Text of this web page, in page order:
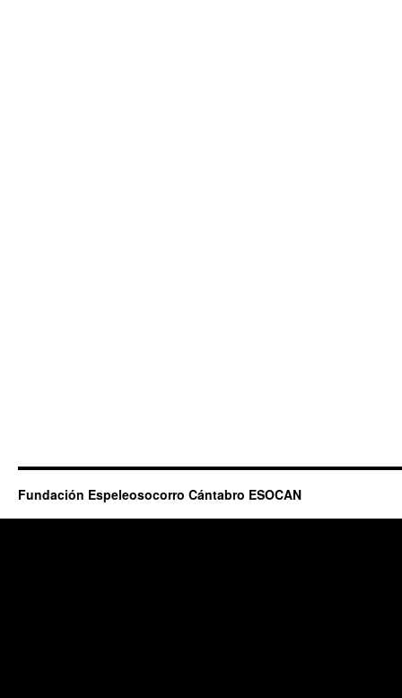
Fundación Espeleosocorro Cántabro ESOCAN